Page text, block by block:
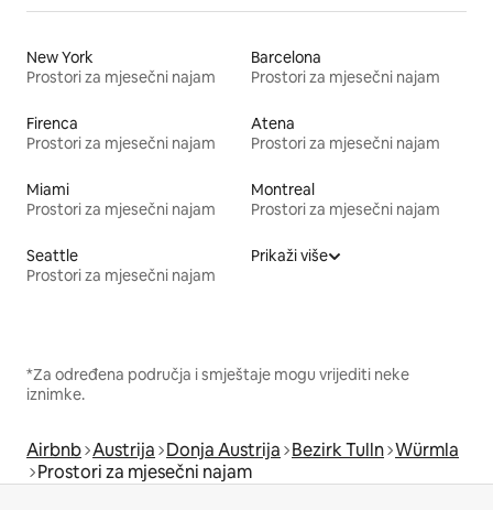
New York
Prostori za mjesečni najam
Barcelona
Prostori za mjesečni najam
Firenca
Prostori za mjesečni najam
Atena
Prostori za mjesečni najam
Miami
Prostori za mjesečni najam
Montreal
Prostori za mjesečni najam
Seattle
Prostori za mjesečni najam
Prikaži više
*Za određena područja i smještaje mogu vrijediti neke
iznimke.
Airbnb Austrija Donja Austrija Bezirk Tulln Würmla
Prostori za mjesečni najam